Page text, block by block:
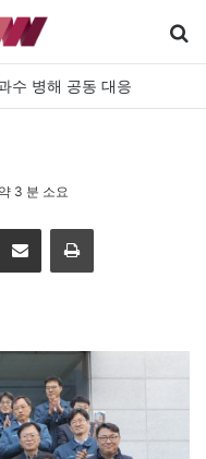
수 병해 공동 대응
3 분 소요
이메일